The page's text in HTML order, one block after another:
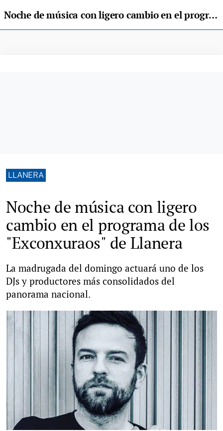
Noche de música con ligero cambio en el programa de los "Exconxuraos" de Llanera
LLANERA
Noche de música con ligero
cambio en el programa de los
"Exconxuraos" de Llanera
La madrugada del domingo actuará uno de los
DJs y productores más consolidados del
panorama nacional.